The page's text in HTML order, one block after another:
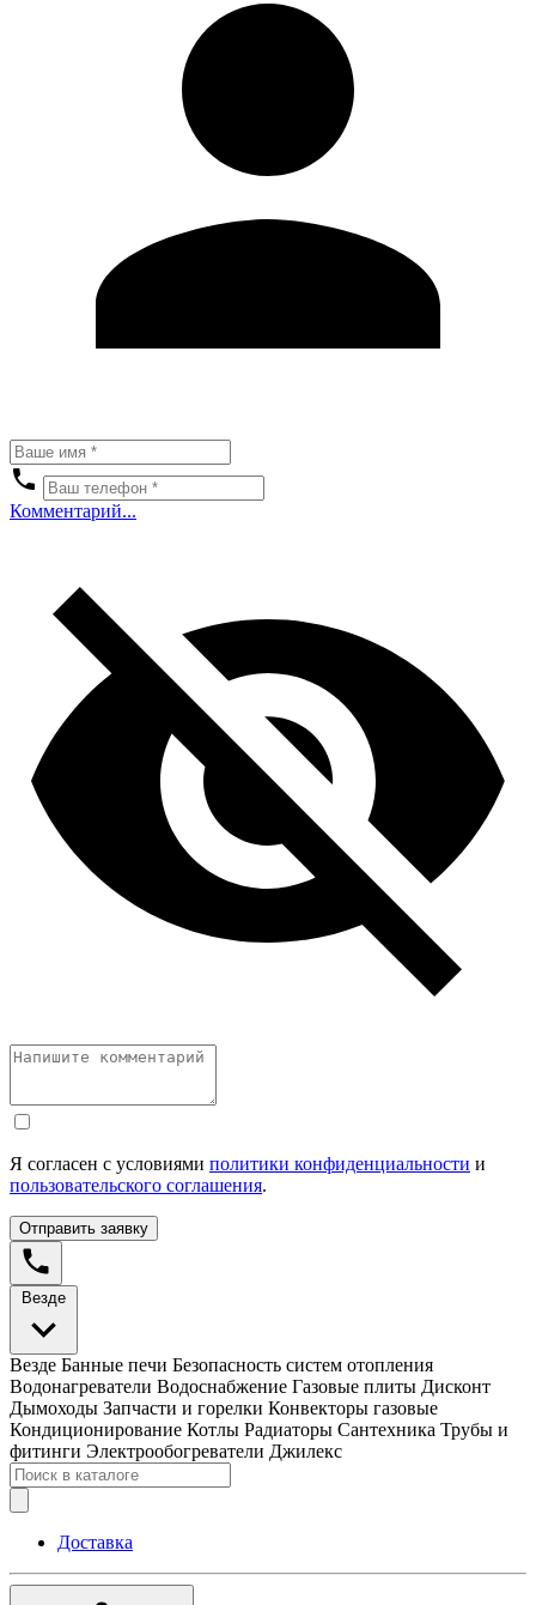
Комментарий...
Я согласен с условиями политики конфиденциальности и
пользовательского соглашения.
Отправить заявку
Везде
Везде Банные печи Безопасность систем отопления
Водонагреватели Водоснабжение Газовые плиты Дисконт
Дымоходы Запчасти и горелки Конвекторы газовые
Кондиционирование Котлы Радиаторы Сантехника Трубы и
фитинги Электрообогреватели Джилекс
Доставка